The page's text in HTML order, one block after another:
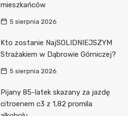
mieszkańców
5 sierpnia 2026
Kto zostanie NajSOLIDNIEJSZYM
Strażakiem w Dąbrowie Górniczej?
5 sierpnia 2026
Pijany 85-latek skazany za jazdę
citroenem c3 z 1,82 promila